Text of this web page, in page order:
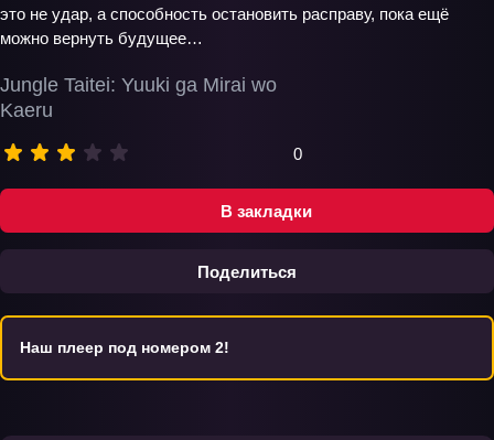
В закладки
Поделиться
Jungle Taitei: Yuuki ga Mirai wo
Kaeru
0
это не удар, а способность остановить расправу, пока ещё
можно вернуть будущее…
Наш плеер под номером 2!